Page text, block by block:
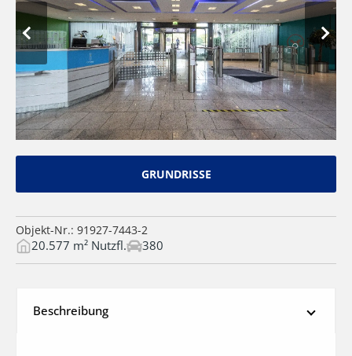
GRUNDRISSE
Objekt-Nr.: 91927-7443-2
20.577 m² Nutzfl. 380
Beschreibung